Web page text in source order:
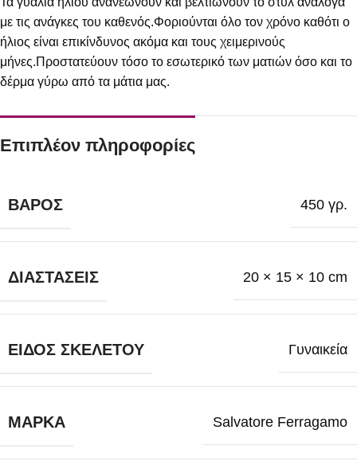
με τις ανάγκες του καθενός.Φοριούνται όλο τον χρόνο καθότι ο
ήλιος είναι επικίνδυνος ακόμα και τους χειμερινούς
μήνες.Προστατεύουν τόσο το εσωτερικό των ματιών όσο και το
δέρμα γύρω από τα μάτια μας.
Επιπλέον πληροφορίες
ΒΆΡΟΣ 450 γρ.
ΔΙΑΣΤΆΣΕΙΣ 20 × 15 × 10 cm
ΕΊΔΟΣ ΣΚΕΛΕΤΟΎ Γυναικεία
ΜΆΡΚΑ Salvatore Ferragamo